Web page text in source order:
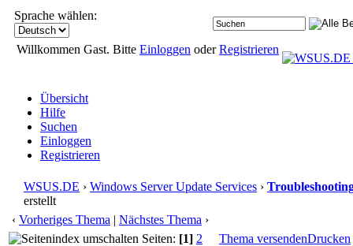
Sprache wählen:
Willkommen Gast. Bitte Einloggen oderRegistrieren
Übersicht
Hilfe
Suchen
Einloggen
Registrieren
WSUS.DE › Windows Server Update Services ›
erstellt
‹ Vorheriges Thema | Nächstes Thema ›
Seiten: [1] 2 Thema versendenDrucken